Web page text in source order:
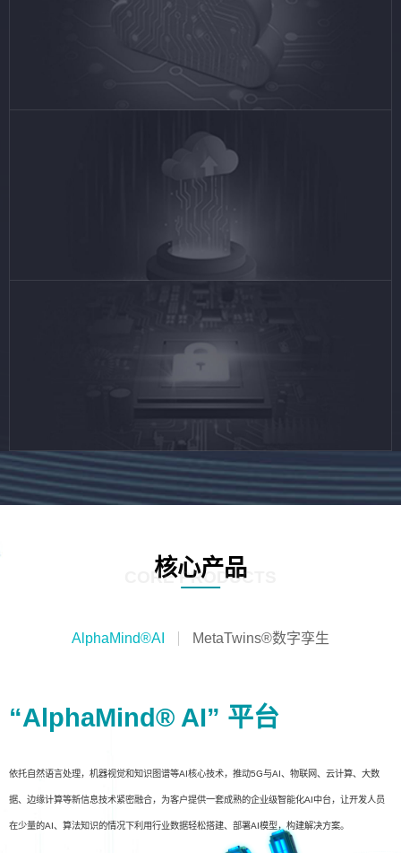
核心产品
CORE PRODUCTS
AlphaMind®AI MetaTwins®数字孪生
“AlphaMind® AI” 平台
依托自然语言处理，机器视觉和知识图谱等AI核心技术，推动5G与AI、物联网、云计算、大数
据、边缘计算等新信息技术紧密融合，为客户提供一套成熟的企业级智能化AI中台，让开发人员
在少量的AI、算法知识的情况下利用行业数据轻松搭建、部署AI模型，构建解决方案。